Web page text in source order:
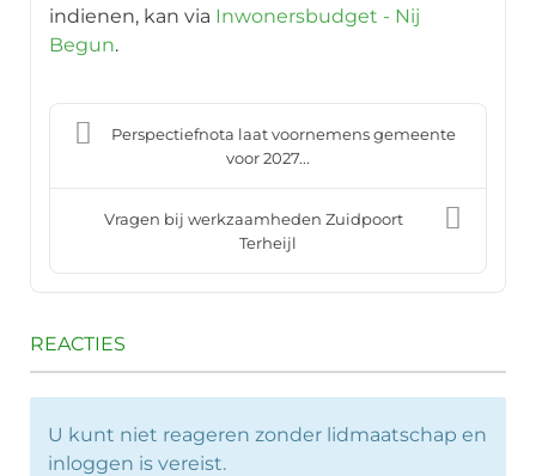
indienen, kan via Inwonersbudget - Nij
Begun.
Perspectiefnota laat voornemens gemeente
voor 2027...
Vragen bij werkzaamheden Zuidpoort
Terheijl
REACTIES
U kunt niet reageren zonder lidmaatschap en
inloggen is vereist.